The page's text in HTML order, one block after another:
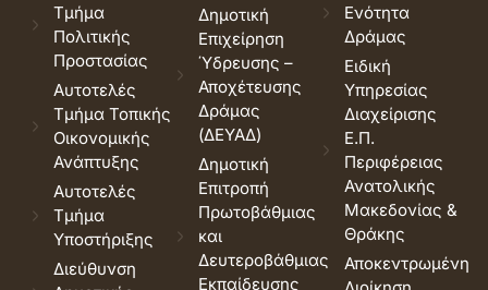
Τμήμα
Πολιτικής
Προστασίας
Αυτοτελές
Τμήμα Τοπικής
Οικονομικής
Ανάπτυξης
Αυτοτελές
Τμήμα
Υποστήριξης
Διεύθυνση
Δημοτική
Επιχείρηση
Ύδρευσης –
Αποχέτευσης
Δράμας
(ΔΕΥΑΔ)
Δημοτική
Επιτροπή
Πρωτοβάθμιας
και
Δευτεροβάθμιας
Εκπαίδευσης
Ενότητα
Δράμας
Ειδική
Υπηρεσίας
Διαχείρισης
Ε.Π.
Περιφέρειας
Ανατολικής
Μακεδονίας &
Θράκης
Αποκεντρωμένη